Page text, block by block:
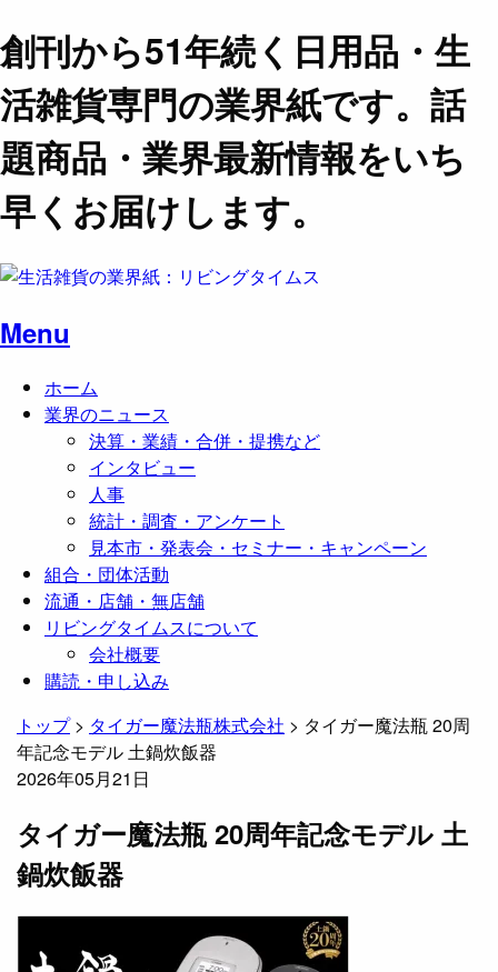
創刊から51年続く日用品・生
活雑貨専門の業界紙です。話
題商品・業界最新情報をいち
早くお届けします。
Menu
ホーム
業界のニュース
決算・業績・合併・提携など
インタビュー
人事
統計・調査・アンケート
見本市・発表会・セミナー・キャンペーン
組合・団体活動
流通・店舗・無店舗
リビングタイムスについて
会社概要
購読・申し込み
トップ> タイガー魔法瓶株式会社 > タイガー魔法瓶 20周
年記念モデル 土鍋炊飯器
2026年05月21日
タイガー魔法瓶 20周年記念モデル 土
鍋炊飯器